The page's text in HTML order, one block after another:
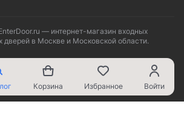
— интернет-магазин входных
дверей в Москве и Московской области.
Корзина Избранное Войти